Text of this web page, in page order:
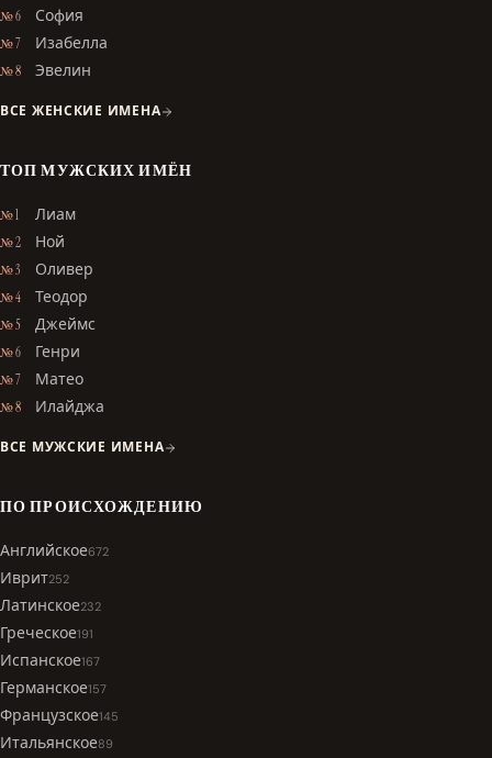
№ 6 София
№ 7 Изабелла
№ 8 Эвелин
ВСЕ ЖЕНСКИЕ ИМЕНА
ТОП МУЖСКИХ ИМЁН
№ 1 Лиам
№ 2 Ной
№ 3 Оливер
№ 4 Теодор
№ 5 Джеймс
№ 6 Генри
№ 7 Матео
№ 8 Илайджа
ВСЕ МУЖСКИЕ ИМЕНА
ПО ПРОИСХОЖДЕНИЮ
Английское672
Иврит252
Латинское232
Греческое191
Испанское167
Германское157
Французское145
Итальянское89